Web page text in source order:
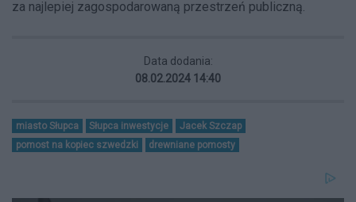
za najlepiej zagospodarowaną przestrzeń publiczną.
Data dodania:
08.02.2024 14:40
miasto Słupca Słupca inwestycje
Jacek Szczap
pomost na kopiec szwedzki
drewniane pomosty